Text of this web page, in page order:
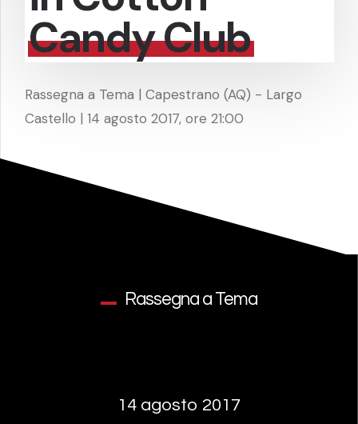
Candy Club
Rassegna a Tema | Capestrano (AQ) - Largo
Castello | 14 agosto 2017, ore 21:00
Rassegna a Tema
14 agosto 2017